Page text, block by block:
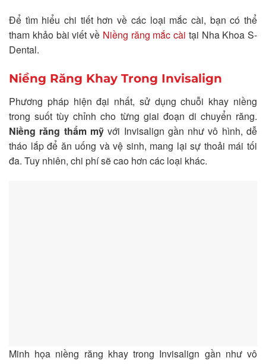
Để tìm hiểu chi tiết hơn về các loại mắc cài, bạn có thể
tham khảo bài viết về Niềng răng mắc cài tại Nha Khoa S-
Dental.
Niềng Răng Khay Trong Invisalign
Phương pháp hiện đại nhất, sử dụng chuỗi khay niềng
trong suốt tùy chỉnh cho từng giai đoạn di chuyển răng.
Niềng răng thẩm mỹvới Invisalign gần như vô hình, dễ
tháo lắp để ăn uống và vệ sinh, mang lại sự thoải mái tối
đa. Tuy nhiên, chi phí sẽ cao hơn các loại khác.
Minh họa niềng răng khay trong Invisalign gần như vô